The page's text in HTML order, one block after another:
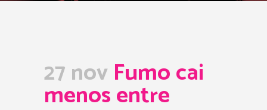
27 nov Fumo cai
menos entre